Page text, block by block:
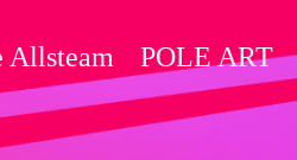
Allsteam POLE ART